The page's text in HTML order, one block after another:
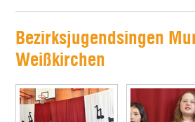
Bezirksjugendsingen
Weißkirchen